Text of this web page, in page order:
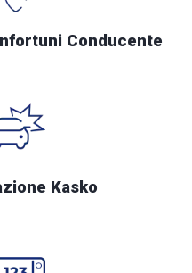
Conducente
Kasko